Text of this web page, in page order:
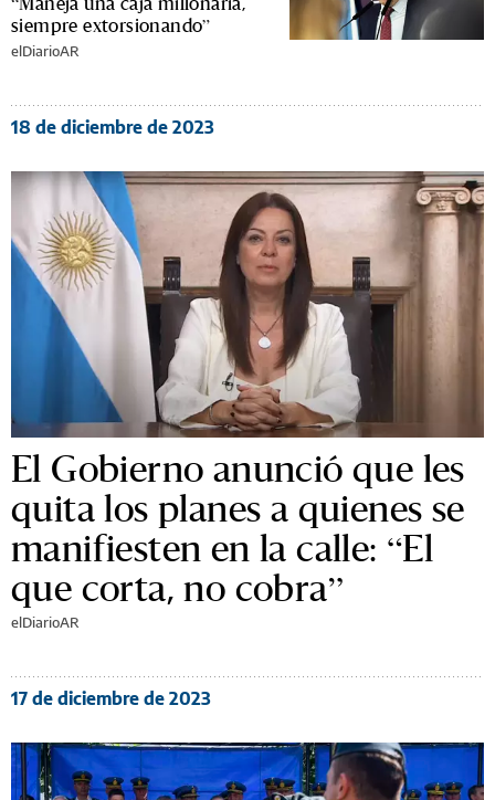
siempre extorsionando”
elDiarioAR
18 de diciembre de 2023
El Gobierno anunció que les
quita los planes a quienes se
manifiesten en la calle: “El
que corta, no cobra”
elDiarioAR
17 de diciembre de 2023